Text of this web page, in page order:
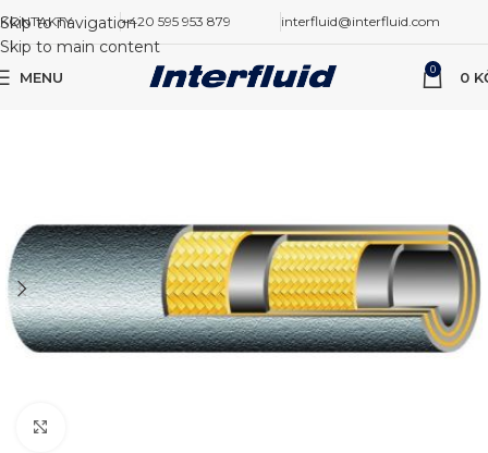
Skip to navigation
Skip to main content
KONTAKTY +420 595 953 879 interfluid@interfluid.com
MENU 0 0